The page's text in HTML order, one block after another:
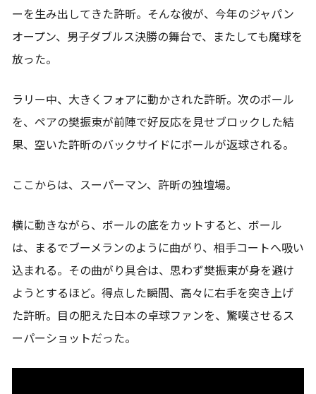
ーを生み出してきた許昕。そんな彼が、今年のジャパン
オープン、男子ダブルス決勝の舞台で、またしても魔球を
放った。
ラリー中、大きくフォアに動かされた許昕。次のボール
を、ペアの樊振東が前陣で好反応を見せブロックした結
果、空いた許昕のバックサイドにボールが返球される。
ここからは、スーパーマン、許昕の独壇場。
横に動きながら、ボールの底をカットすると、ボール
は、まるでブーメランのように曲がり、相手コートへ吸い
込まれる。その曲がり具合は、思わず樊振東が身を避け
ようとするほど。得点した瞬間、高々に右手を突き上げ
た許昕。目の肥えた日本の卓球ファンを、驚嘆させるス
ーパーショットだった。